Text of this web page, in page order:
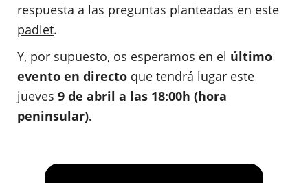
respuesta a las preguntas planteadas en este
padlet.
Y, por supuesto, os esperamos en el último
evento en directo que tendrá lugar este
jueves 9 de abril a las 18:00h (hora
peninsular).